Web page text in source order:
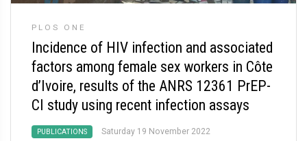
PLOS ONE
Incidence of HIV infection and associated
factors among female sex workers in Côte
d’Ivoire, results of the ANRS 12361 PrEP-
CI study using recent infection assays
PUBLICATIONS Saturday 19 November 2022